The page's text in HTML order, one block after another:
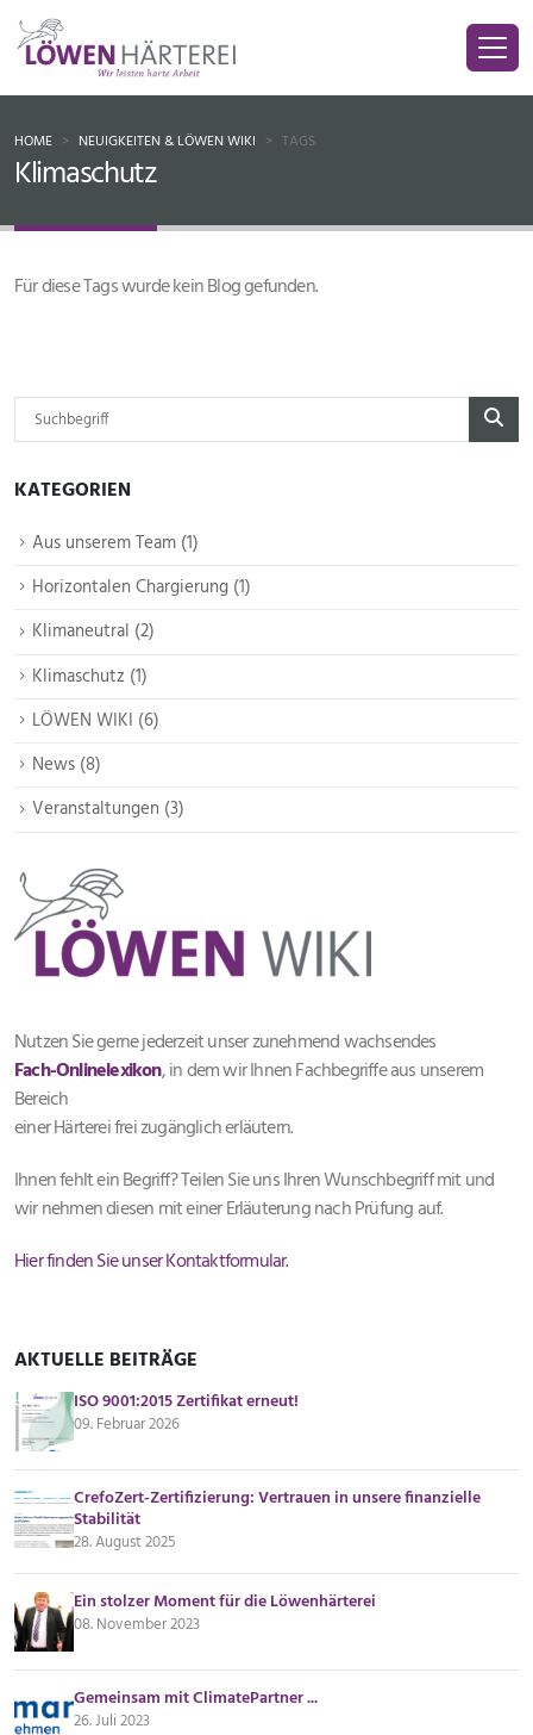
HOME NEUIGKEITEN & LÖWEN WIKI TAGS
Klimaschutz
KATEGORIEN
Aus unserem Team 1
Horizontalen Chargierung 1
Klimaneutral 2
Klimaschutz 1
LÖWEN WIKI 6
News 8
Veranstaltungen 3
Nutzen Sie gerne jederzeit unser zunehmend wachsendes
Fach-Onlinelexikon, in dem wir Ihnen Fachbegriffe aus unserem
Bereich
einer Härterei frei zugänglich erläutern.
Ihnen fehlt ein Begriff? Teilen Sie uns Ihren Wunschbegriff mit und
wir nehmen diesen mit einer Erläuterung nach Prüfung auf.
Hier finden Sie unser Kontaktformular.
Für diese Tags wurde kein Blog gefunden.
AKTUELLE BEITRÄGE
ISO 9001:2015 Zertifikat erneut!
09. Februar 2026
CrefoZert-Zertifizierung: Vertrauen in unsere finanzielle
Stabilität
28. August 2025
Ein stolzer Moment für die Löwenhärterei
08. November 2023
Gemeinsam mit ClimatePartner ...
26. Juli 2023